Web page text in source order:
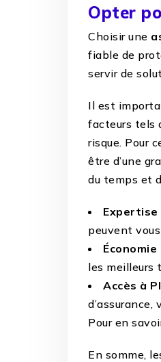
Opter
Choisir une
fiable de
servir de
Il est
facteurs tels
risque. Pour
être d’une
du temps et
Expertise
peuvent
les meilleurs
Accès à
Pour en
En somme,